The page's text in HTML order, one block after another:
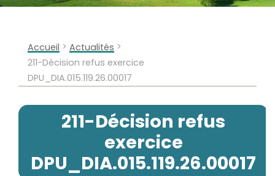
Accueil > Actualités >
211-Décision refus exercice
DPU_DIA.015.119.26.00017
211-Décision refus
exercice
DPU_DIA.015.119.26.00017